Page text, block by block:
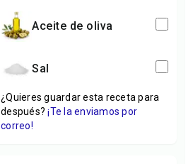
aceite de oliva
sal
¿Quieres guardar esta receta para
después? ¡Te la enviamos por
correo!